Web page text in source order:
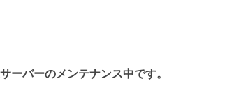
ーバーのメンテナンス中です。